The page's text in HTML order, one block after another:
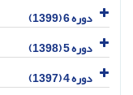
دوره 6 (1399)
دوره 5 (1398)
دوره 4 (1397)